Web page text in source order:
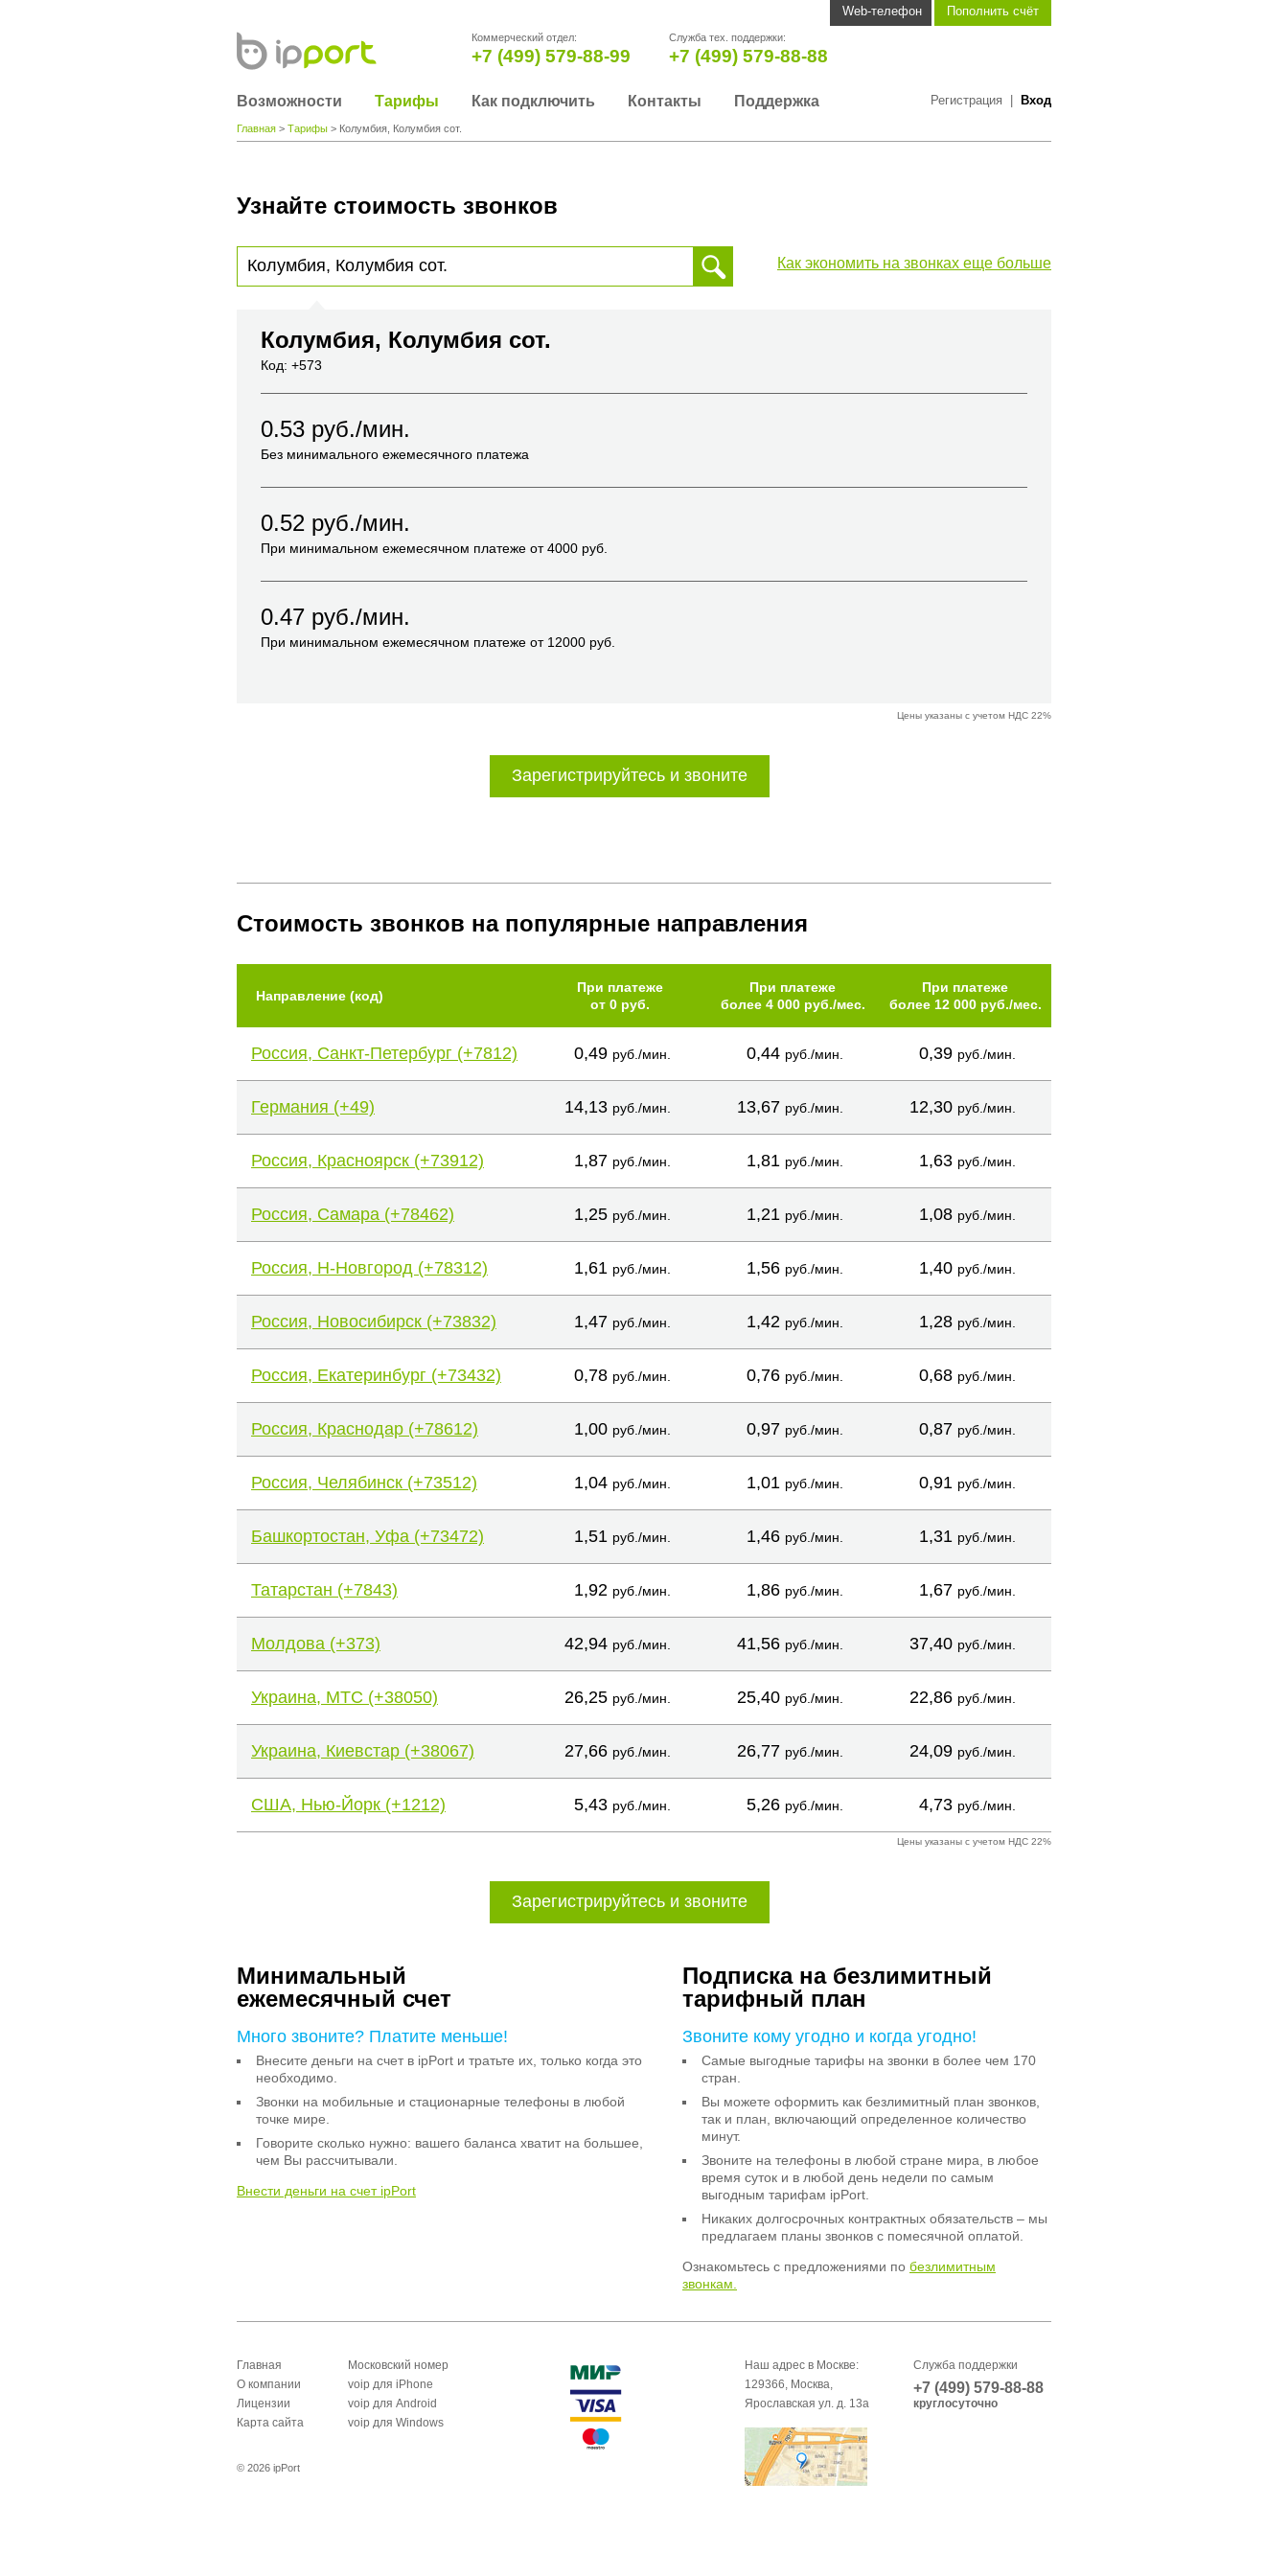
Web-телефон Пополнить счёт
Коммерческий отдел:
+7 (499) 579-88-99
Служба тех. поддержки:
+7 (499) 579-88-88
Регистрация Вход
Возможности Тарифы Как подключить Контакты Поддержка
Главная > Тарифы > Колумбия, Колумбия сот.
Как экономить на звонках еще больше
Узнайте стоимость звонков
Колумбия, Колумбия сот.
Код: +573
0.53 руб./мин.
Без минимального ежемесячного платежа
0.52 руб./мин.
При минимальном ежемесячном платеже от4000 руб.
0.47 руб./мин.
При минимальном ежемесячном платеже от 12000 руб.
Цены указаны с учетом НДС 22%
Зарегистрируйтесь и звоните
Стоимость звонков на популярные направления
Направление (код)
При платеже
от 0 руб.
При платеже
более 4 000 руб./мес.
При платеже
более 12 000 руб./мес.
Россия, Санкт-Петербург (+7812) 0,49 руб./мин. 0,44 руб./мин. 0,39 руб./мин.
Германия (+49) 14,13 руб./мин. 13,67 руб./мин. 12,30 руб./мин.
Россия, Красноярск (+73912) 1,87 руб./мин. 1,81 руб./мин. 1,63 руб./мин.
Россия, Самара (+78462) 1,25 руб./мин. 1,21 руб./мин. 1,08 руб./мин.
Россия, Н-Новгород (+78312) 1,61 руб./мин. 1,56 руб./мин. 1,40 руб./мин.
Россия, Новосибирск (+73832) 1,47 руб./мин. 1,42 руб./мин. 1,28 руб./мин.
Россия, Екатеринбург (+73432) 0,78 руб./мин. 0,76 руб./мин. 0,68 руб./мин.
Россия, Краснодар (+78612) 1,00 руб./мин. 0,97 руб./мин. 0,87 руб./мин.
Россия, Челябинск (+73512) 1,04 руб./мин. 1,01 руб./мин. 0,91 руб./мин.
Башкортостан, Уфа (+73472) 1,51 руб./мин. 1,46 руб./мин. 1,31 руб./мин.
Татарстан (+7843) 1,92 руб./мин. 1,86 руб./мин. 1,67 руб./мин.
Молдова (+373) 42,94 руб./мин. 41,56 руб./мин. 37,40 руб./мин.
Украина, МТС (+38050) 26,25 руб./мин. 25,40 руб./мин. 22,86 руб./мин.
Украина, Киевстар (+38067) 27,66 руб./мин. 26,77 руб./мин. 24,09 руб./мин.
США, Нью-Йорк (+1212) 5,43 руб./мин. 5,26 руб./мин. 4,73 руб./мин.
Цены указаны с учетом НДС 22%
Зарегистрируйтесь и звоните
Минимальный
ежемесячный счет
Много звоните? Платите меньше!
Внесите деньги на счет в ipPort и тратьте их, только когда это
необходимо.
Звонки на мобильные и стационарные телефоны в любой
точке мире.
Говорите сколько нужно: вашего баланса хватит на большее,
чем Вы рассчитывали.
Внести деньги на счет ipPort
Подписка на безлимитный
тарифный план
Звоните кому угодно и когда угодно!
Самые выгодные тарифы на звонки в более чем 170
стран.
Вы можете оформить как безлимитный план звонков,
так и план, включающий определенное количество
минут.
Звоните на телефоны в любой стране мира, в любое
время суток и в любой день недели по самым
выгодным тарифам ipPort.
Никаких долгосрочных контрактных обязательств – мы
предлагаем планы звонков с помесячной оплатой.
Ознакомьтесь с предложениями по безлимитным
звонкам.
Главная
О компании
Лицензии
Карта сайта
Московский номер
voip для iPhone
voip для Android
voip для Windows
Наш адрес в Москве:
129366, Москва,
Ярославская ул. д. 13а
Служба поддержки
+7 (499) 579-88-88
круглосуточно
© 2026 ipPort